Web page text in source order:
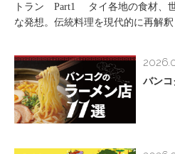
トラン Part1 タイ各地の食材、
な発想。伝統料理を現代的に再解
バンコ